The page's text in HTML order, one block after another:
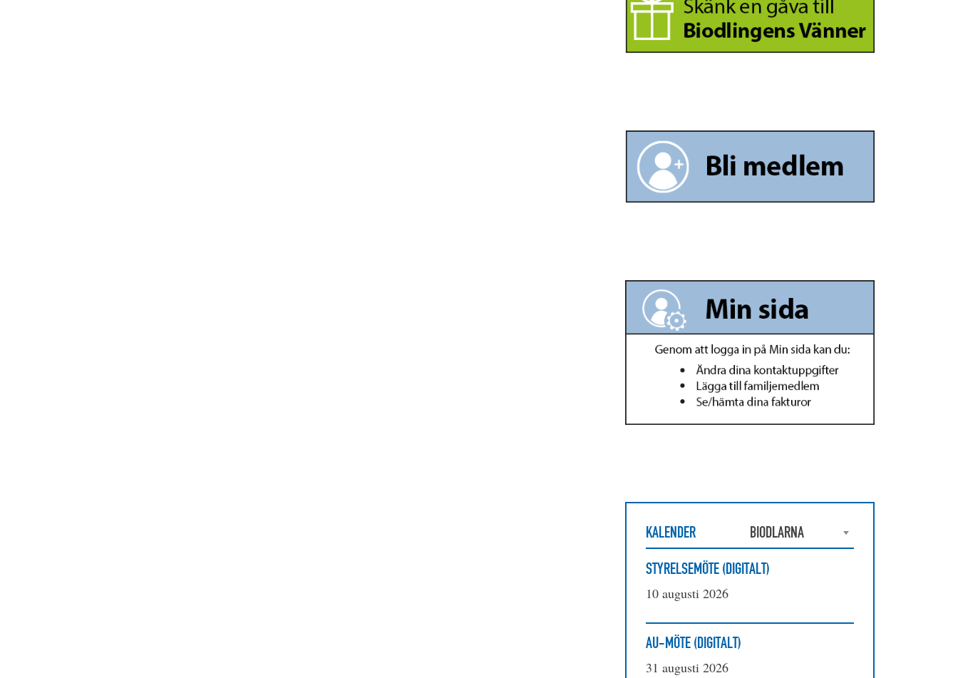
KALENDER
BIODLARNA
STYRELSEMÖTE (DIGITALT)
10 augusti 2026
AU-MÖTE (DIGITALT)
31 augusti 2026